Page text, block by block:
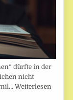
dürfte in der
nicht
Weiterlesen